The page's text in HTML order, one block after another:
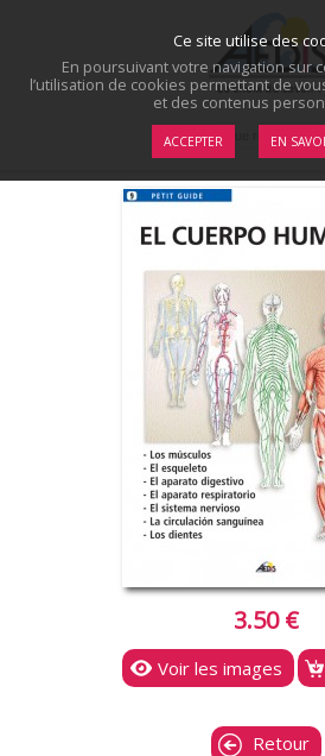
3.50 €
Voir les images
Retour
Ce site utilise des
En poursuivant votre navigation sur
l’utilisation de cookies permettant de
et des contenus
ACCEPTER EN